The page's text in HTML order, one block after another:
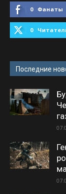
0 Фанаты
0
Последние